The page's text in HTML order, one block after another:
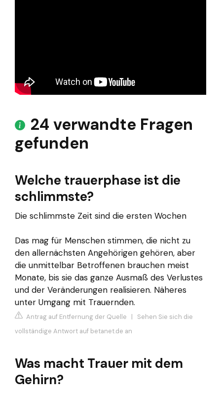
24 verwandte Fragen
gefunden
Welche trauerphase ist die
schlimmste?
Die schlimmste Zeit sind die ersten Wochen
Das mag für Menschen stimmen, die nicht zu
den allernächsten Angehörigen gehören, aber
die unmittelbar Betroffenen brauchen meist
Monate, bis sie das ganze Ausmaß des Verlustes
und der Veränderungen realisieren. Näheres
unter Umgang mit Trauernden.
Antrag auf Entfernung der Quelle | Sehen Sie sich die
vollständige Antwort auf betanet.de an
Was macht Trauer mit dem
Gehirn?